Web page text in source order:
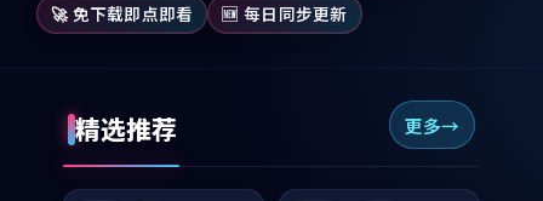
🚀 免下载即点即看
🆕 每日同步更新
精选推荐 更多
99:07 99:21